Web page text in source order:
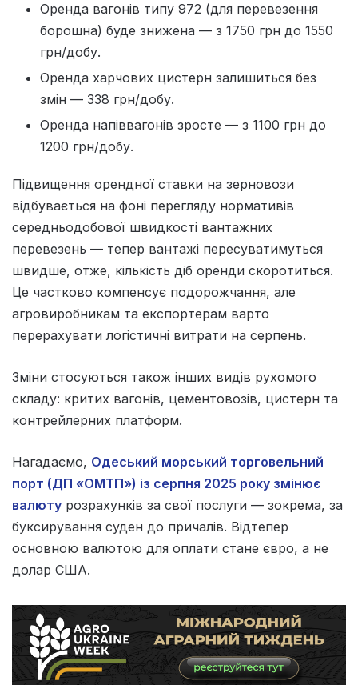
Оренда вагонів типу 972 (для перевезення
борошна) буде знижена — з 1750 грн до 1550
грн/добу.
Оренда харчових цистерн залишиться без
змін — 338 грн/добу.
Оренда напіввагонів зросте — з 1100 грн до
1200 грн/добу.
Підвищення орендної ставки на зерновози
відбувається на фоні перегляду нормативів
середньодобової швидкості вантажних
перевезень — тепер вантажі пересуватимуться
швидше, отже, кількість діб оренди скоротиться.
Це частково компенсує подорожчання, але
агровиробникам та експортерам варто
перерахувати логістичні витрати на серпень.
Зміни стосуються також інших видів рухомого
складу: критих вагонів, цементовозів, цистерн та
контрейлерних платформ.
Нагадаємо, Одеський морський торговельний
порт (ДП «ОМТП») із серпня 2025 року змінює
валюту розрахунків за свої послуги — зокрема, за
буксирування суден до причалів. Відтепер
основною валютою для оплати стане євро, а не
долар США.